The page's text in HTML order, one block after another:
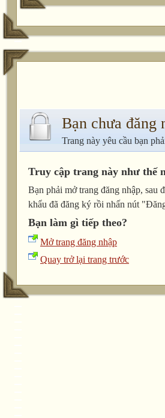
Bạn chưa đăng
Trang này yêu cầu bạn
Truy cập trang này như thế
Bạn phải mở trang đăng nhập, sau
khẩu đã đăng ký rồi nhấn nút
Bạn làm gì tiếp theo?
Mở trang đăng nhập
Quay trở lại trang trước